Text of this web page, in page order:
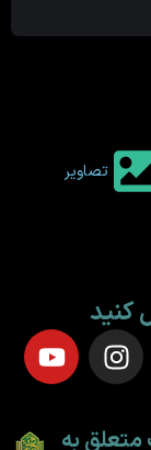
تصاویر
کنید
به